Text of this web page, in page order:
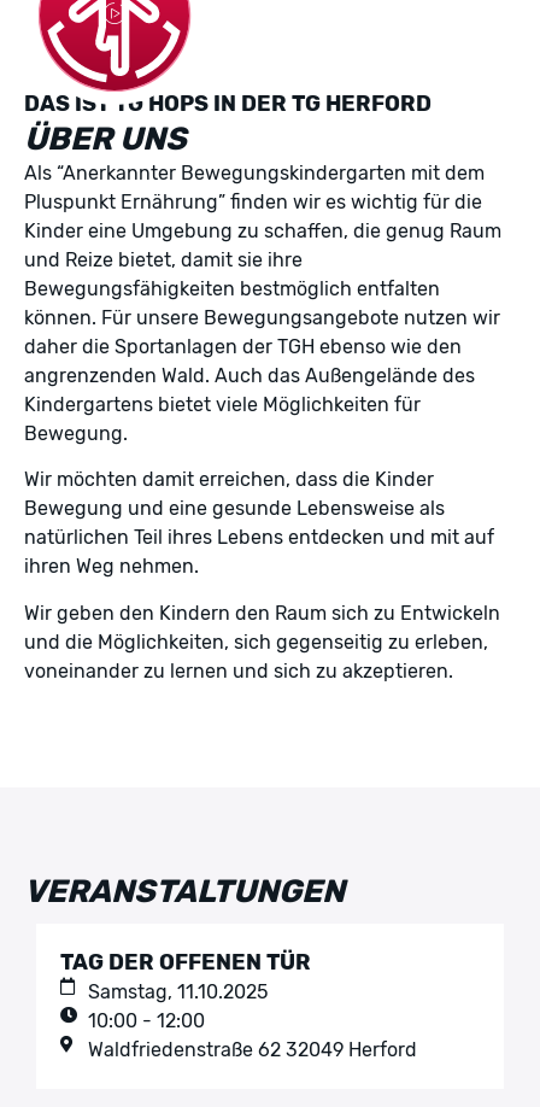
DAS IST TG HOPS IN DER TG HERFORD
ÜBER UNS
Als “Anerkannter Bewegungskindergarten mit dem
Pluspunkt Ernährung” finden wir es wichtig für die
Kinder eine Umgebung zu schaffen, die genug Raum
und Reize bietet, damit sie ihre
Bewegungsfähigkeiten bestmöglich entfalten
können. Für unsere Bewegungsangebote nutzen wir
daher die Sportanlagen der TGH ebenso wie den
angrenzenden Wald. Auch das Außengelände des
Kindergartens bietet viele Möglichkeiten für
Bewegung.
Wir möchten damit erreichen, dass die Kinder
Bewegung und eine gesunde Lebensweise als
natürlichen Teil ihres Lebens entdecken und mit auf
ihren Weg nehmen.
Wir geben den Kindern den Raum sich zu Entwickeln
und die Möglichkeiten, sich gegenseitig zu erleben,
voneinander zu lernen und sich zu akzeptieren.
VERANSTALTUNGEN
TAG DER OFFENEN TÜR
Samstag, 11.10.2025
10:00 - 12:00
Waldfriedenstraße 62 32049 Herford